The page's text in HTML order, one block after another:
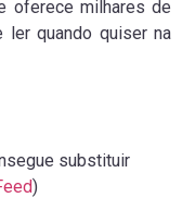
oferece milhares de
ler quando quiser na
)